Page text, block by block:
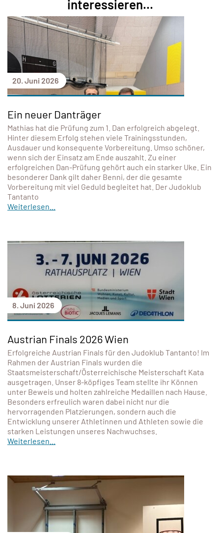
interessieren...
20. Juni 2026
Ein neuer Danträger
Mathias hat die Prüfung zum 1. Dan erfolgreich abgelegt.
Hinter diesem Erfolg stehen viele Trainingsstunden,
Ausdauer und konsequente Vorbereitung. Umso schöner,
wenn sich der Einsatz am Ende auszahlt. Zu einer
erfolgreichen Dan-Prüfung gehört auch ein starker Uke. Ein
besonderer Dank gilt daher Benni, der die gesamte
Vorbereitung mit viel Geduld begleitet hat. Der Judoklub
Tantanto
Weiterlesen...
8. Juni 2026
Austrian Finals 2026 Wien
Erfolgreiche Austrian Finals für den Judoklub Tantanto! Im
Rahmen der Austrian Finals wurden die
Staatsmeisterschaft/Österreichische Meisterschaft Kata
ausgetragen. Unser 8-köpfiges Team stellte ihr Können
unter Beweis und holten zahlreiche Medaillen nach Hause.
Besonders erfreulich waren dabei nicht nur die
hervorragenden Platzierungen, sondern auch die
Entwicklung unserer Athletinnen und Athleten sowie die
starken Leistungen unseres Nachwuchses.
Weiterlesen...